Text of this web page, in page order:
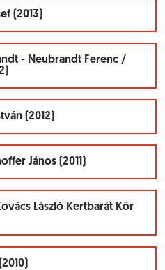
(2013)
- Neubrandt Ferenc /
(2012)
János (2011)
László Kertbarát Kör